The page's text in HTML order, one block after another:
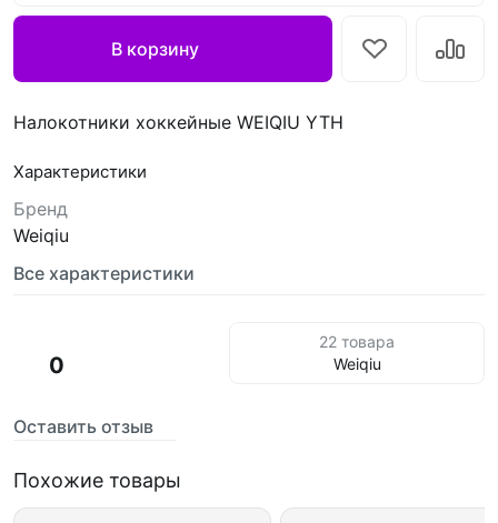
В корзину
Налокотники хоккейные WEIQIU YTH
Характеристики
Бренд
Weiqiu
Все характеристики
0
Оставить отзыв
22 товара
Weiqiu
Похожие товары